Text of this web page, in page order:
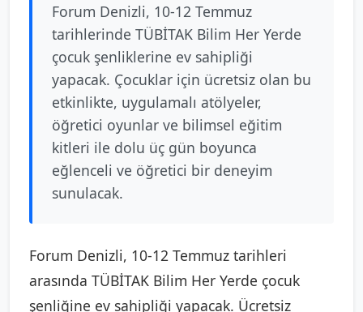
Forum Denizli, 10-12 Temmuz
tarihlerinde TÜBİTAK Bilim Her Yerde
çocuk şenliklerine ev sahipliği
yapacak. Çocuklar için ücretsiz olan bu
etkinlikte, uygulamalı atölyeler,
öğretici oyunlar ve bilimsel eğitim
kitleri ile dolu üç gün boyunca
eğlenceli ve öğretici bir deneyim
sunulacak.
Forum Denizli, 10-12 Temmuz tarihleri
arasında TÜBİTAK Bilim Her Yerde çocuk
şenliğine ev sahipliği yapacak. Ücretsiz